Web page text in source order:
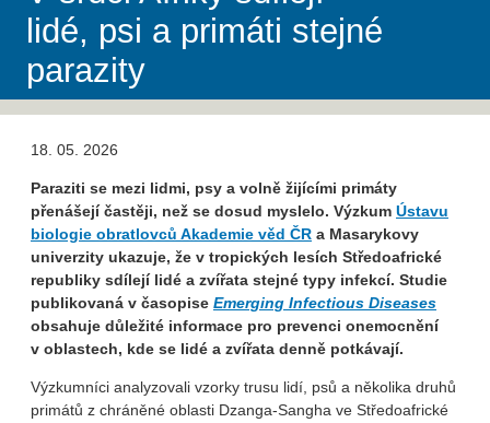
lidé, psi a primáti stejné
parazity
18. 05. 2026
Paraziti se mezi lidmi, psy a volně žijícími primáty
přenášejí častěji, než se dosud myslelo. Výzkum Ústavu
biologie obratlovců Akademie věd ČR a Masarykovy
univerzity ukazuje, že v tropických lesích Středoafrické
republiky sdílejí lidé a zvířata stejné typy infekcí. Studie
publikovaná v časopise Emerging Infectious Diseases
obsahuje důležité informace pro prevenci onemocnění
v oblastech, kde se lidé a zvířata denně potkávají.
Výzkumníci analyzovali vzorky trusu lidí, psů a několika druhů
primátů z chráněné oblasti Dzanga-Sangha ve Středoafrické